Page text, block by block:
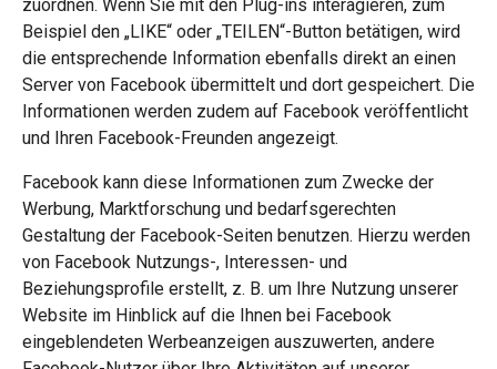
zuordnen. Wenn Sie mit den Plug-ins interagieren, zum
Beispiel den „LIKE“ oder „TEILEN“-Button betätigen, wird
die entsprechende Information ebenfalls direkt an einen
Server von Facebook übermittelt und dort gespeichert. Die
Informationen werden zudem auf Facebook veröffentlicht
und Ihren Facebook-Freunden angezeigt.
Facebook kann diese Informationen zum Zwecke der
Werbung, Marktforschung und bedarfsgerechten
Gestaltung der Facebook-Seiten benutzen. Hierzu werden
von Facebook Nutzungs-, Interessen- und
Beziehungsprofile erstellt, z. B. um Ihre Nutzung unserer
Website im Hinblick auf die Ihnen bei Facebook
eingeblendeten Werbeanzeigen auszuwerten, andere